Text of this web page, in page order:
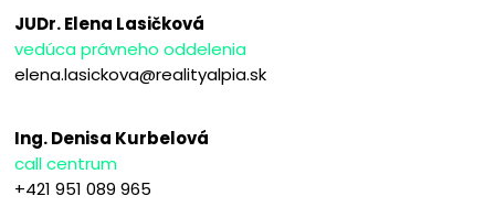
JUDr. Elena Lasičková
vedúca právneho oddelenia
elena.lasickova@realityalpia.sk
Ing. Denisa Kurbelová
call centrum
+421 951 089 965